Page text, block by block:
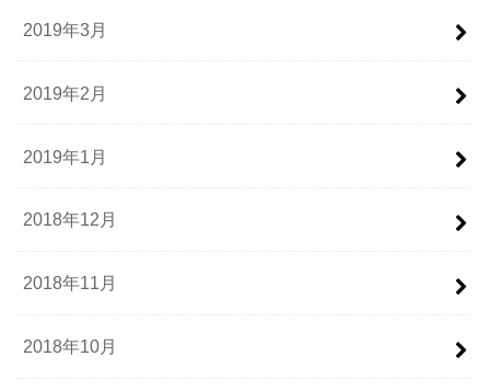
2019年3月
2019年2月
2019年1月
2018年12月
2018年11月
2018年10月